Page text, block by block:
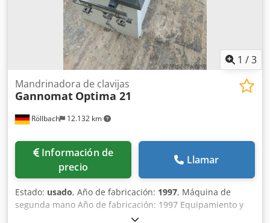
1 /3
Röllbach 12.132 km
Mandrinadora de clavijas
Gannomat Optima 21
Información de
precio
Llamar
Estado: usado, Año de fabricación: 1997, Máquina de
segunda mano Año de fabricación: 1997 Equipamiento y
datos técnicos: - Número de husillos de taladrado: 21 uds.